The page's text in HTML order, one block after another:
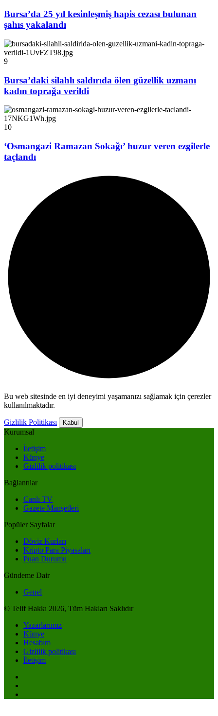
Bursa’da 25 yıl kesinleşmiş hapis cezası bulunan
şahıs yakalandı
9
Bursa’daki silahlı saldırıda ölen güzellik uzmanı
kadın toprağa verildi
10
‘Osmangazi Ramazan Sokağı’ huzur veren ezgilerle
taçlandı
Bu web sitesinde en iyi deneyimi yaşamanızı sağlamak için çerezler
kullanılmaktadır.
Gizlilik Politikası Kabul
Kurumsal
İletişim
Künye
Gizlilik politikası
Bağlantılar
Canlı TV
Gazete Manşetleri
Popüler Sayfalar
Döviz Kurları
Kripto Para Piyasaları
Puan Durumu
Gündeme Dair
Genel
© Telif Hakkı 2026, Tüm Hakları Saklıdır
Yazarlarımız
Künye
Hesabım
Gizlilik politikası
İletişim